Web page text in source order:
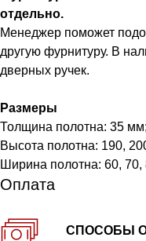
отдельно.
Менеджер поможет
другую фурнитуру. В
дверных ручек.
Размеры
Толщина полотна: 35 мм;
Высота полотна: 190,
Ширина полотна: 60, 70,
Оплата
СПОСОБЫ